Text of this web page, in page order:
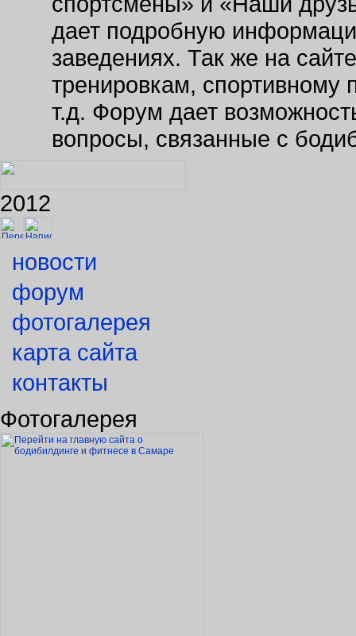
дает подробную
заведениях. Так же на
тренировкам, спортивному
т.д. Форум дает
вопросы, связанные с
2012
новости
форум
фотогалерея
карта сайта
контакты
Фотогалерея